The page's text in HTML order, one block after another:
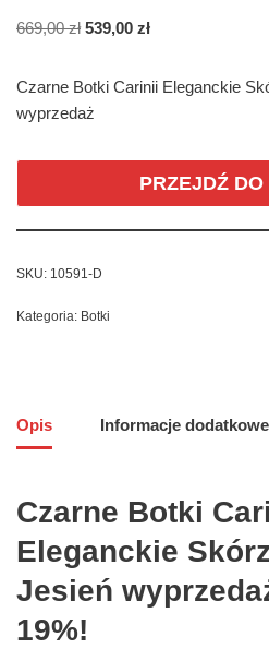
669,00zł 539,00 zł
Czarne Botki Carinii Eleganckie
wyprzedaż
PRZEJDŹ
SKU: 10591-D
Kategoria: Botki
Opis Informacje dodatkowe
Czarne Botki
Eleganckie
Jesień
19%!